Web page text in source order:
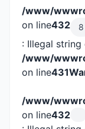
/www/
on line432 8
: Illegal
/www/
on line431
/www/
on line432